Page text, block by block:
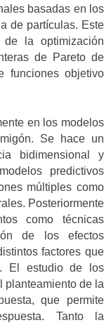
basadas en los
de partículas. Este
la optimización
de Pareto de
funciones objetivo
en los modelos
Se hace un
bidimensional y
predictivos
múltiples como
Posteriormente
como técnicas
de los efectos
factores que
El estudio de los
planteamiento de la
que permite
Tanto la